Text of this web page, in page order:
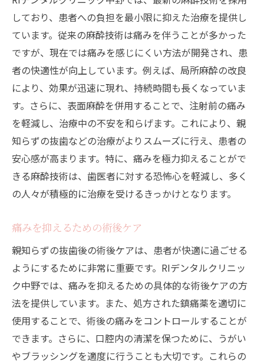
しており、患者への負担を最小限に抑えた治療を提供し
ています。従来の麻酔技術は痛みを伴うことが多かった
ですが、現在では痛みを感じにくい方法が開発され、患
者の快適性が向上しています。例えば、局所麻酔の改良
により、効果が迅速に現れ、持続時間も長くなっていま
す。さらに、表面麻酔を併用することで、注射前の痛み
を軽減し、治療中の不安を和らげます。これにより、親
知らずの抜歯などの治療がよりスムーズに行え、患者の
安心感が高まります。特に、痛みを極力抑えることがで
きる麻酔技術は、歯医者に対する恐怖心を軽減し、多く
の人々が積極的に治療を受けるきっかけとなります。
痛みを抑えるための術後ケア
親知らずの抜歯後の術後ケアは、患者が快適に過ごせる
ようにするために非常に重要です。RIデンタルクリニッ
ク中野では、痛みを抑えるための具体的な術後ケアの方
法を提供しています。また、処方された鎮痛薬を適切に
使用することで、術後の痛みをコントロールすることが
できます。さらに、口腔内の清潔を保つために、うがい
やブラッシングを適度に行うことも大切です。これらの